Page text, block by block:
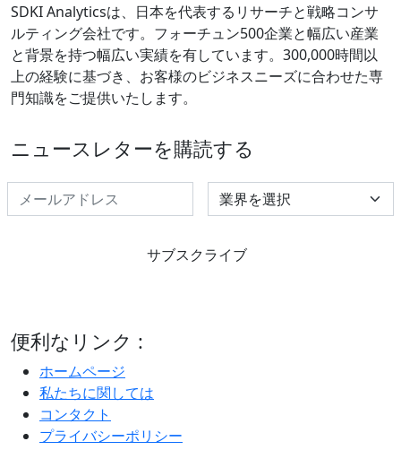
SDKI Analyticsは、日本を代表するリサーチと戦略コンサ
ルティング会社です。フォーチュン500企業と幅広い産業
と背景を持つ幅広い実績を有しています。300,000時間以
上の経験に基づき、お客様のビジネスニーズに合わせた専
門知識をご提供いたします。
ニュースレターを購読する
Select Industry
サブスクライブ
便利なリンク :
ホームページ
私たちに関しては
コンタクト
プライバシーポリシー